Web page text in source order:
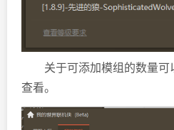
关于可添加模组的数量可
查看。